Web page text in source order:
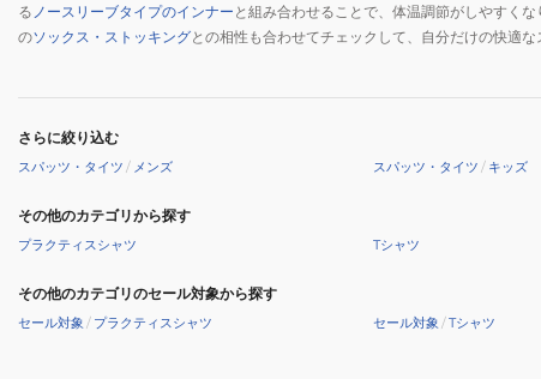
る ノースリーブタイプのインナー と組み合わせることで、体温調節がしやすく
のソックス・ストッキングとの相性も合わせてチェックして、自分だけの快適な
さらに絞り込む
スパッツ・タイツ / メンズ スパッツ・タイツ / キッズ
その他のカテゴリから探す
プラクティスシャツ Tシャツ
その他のカテゴリのセール対象から探す
セール対象 / プラクティスシャツ セール対象 /Tシャツ